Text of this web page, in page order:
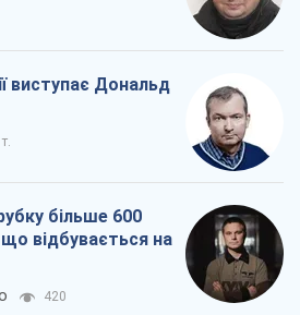
виступає Дональд
більше 600
відбувається на
420